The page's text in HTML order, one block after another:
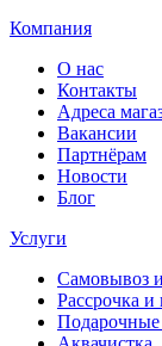
Компания
О нас
Контакты
Адреса
Вакансии
Партнёрам
Новости
Блог
Услуги
Самовывоз
Рассрочка и